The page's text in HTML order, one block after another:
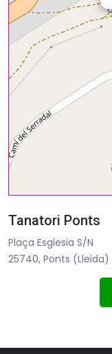
Tanatori Ponts
Plaça Esglesia S/N
25740, Ponts (Lleida)